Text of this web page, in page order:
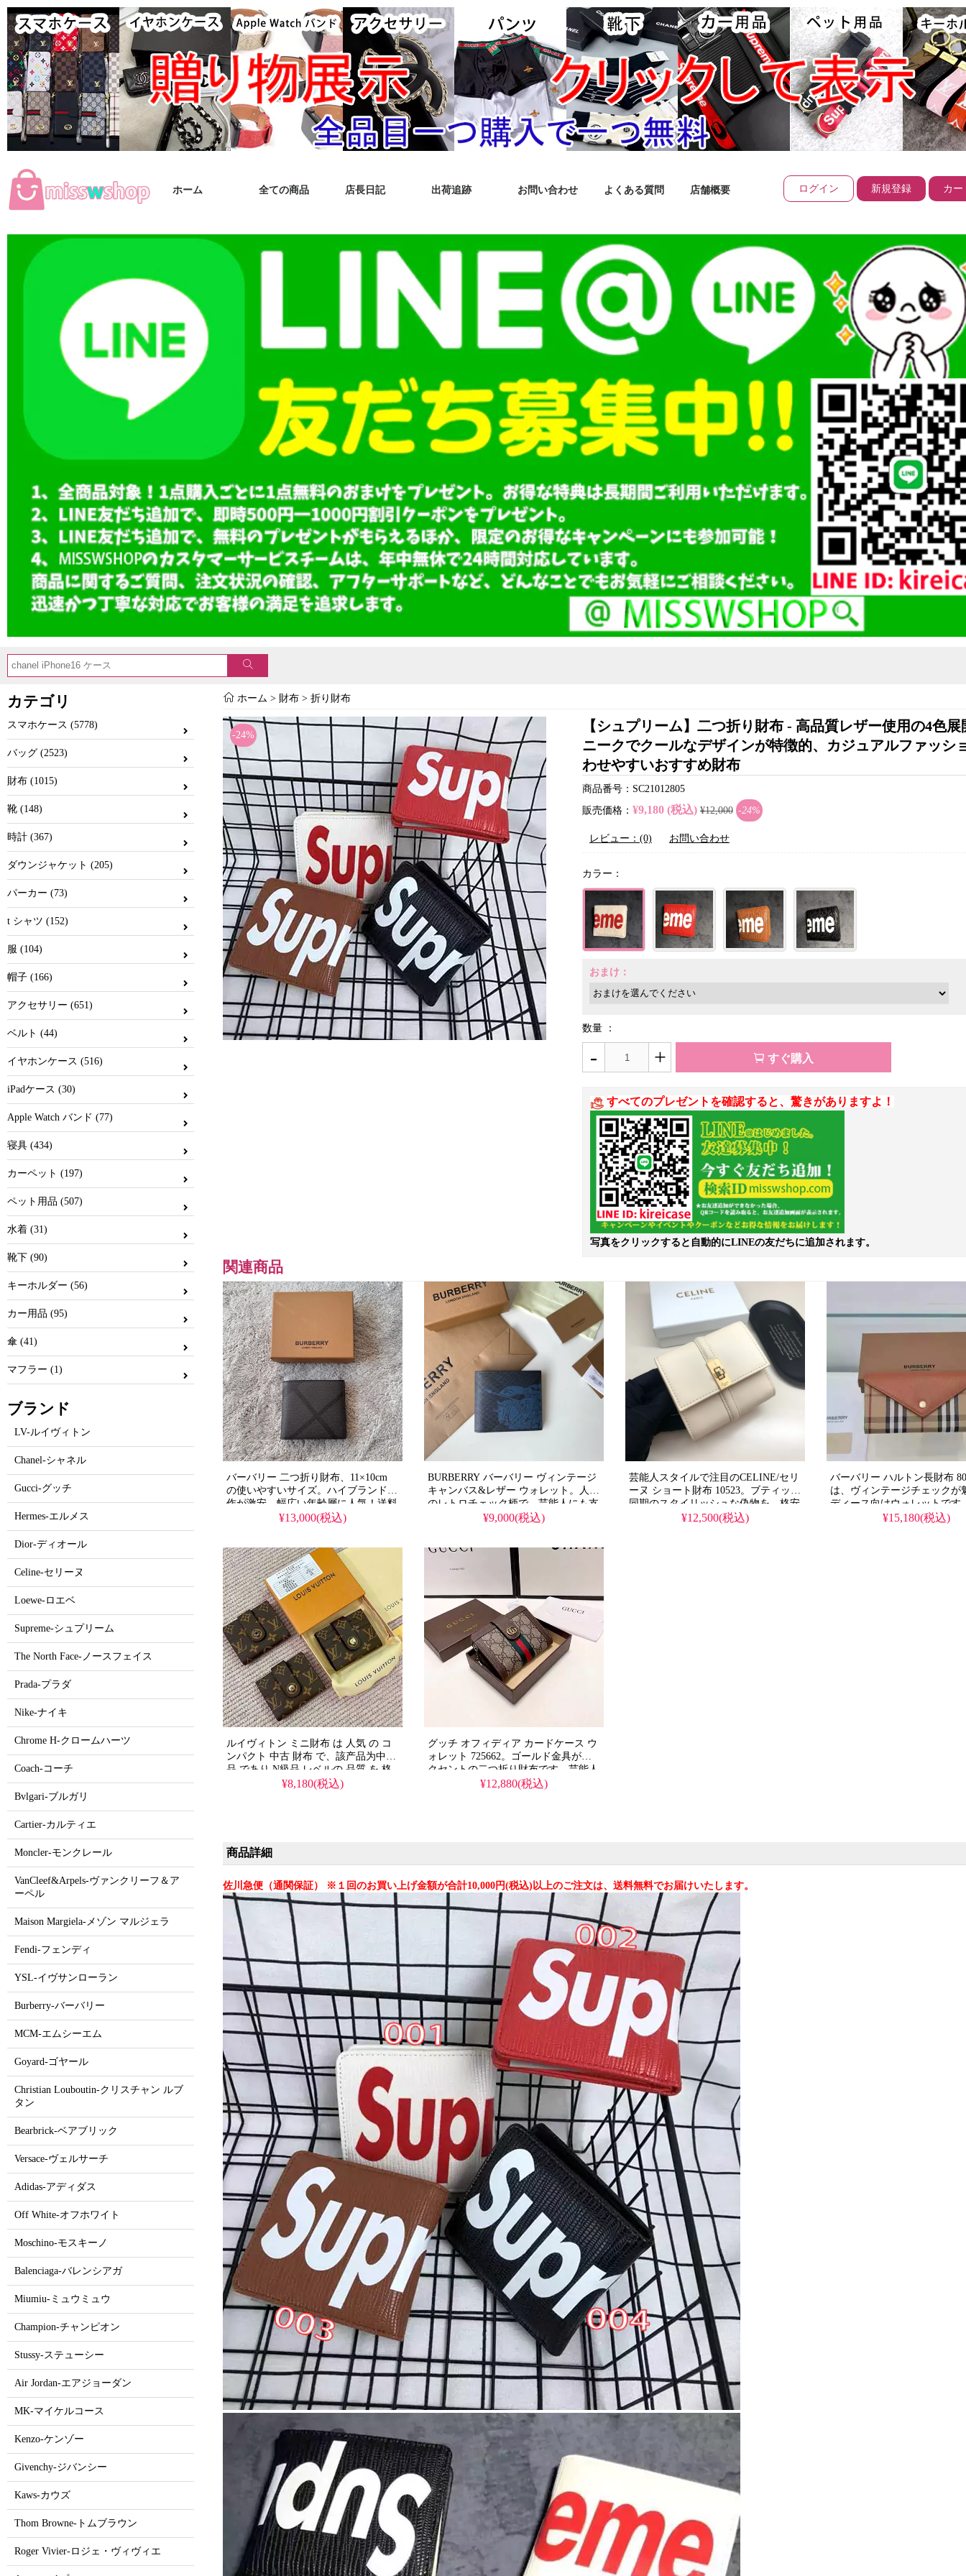
ホーム 全ての商品 店長日記 出荷追跡 お問い合わせ よくある質問 店舗概要 ログイン 新規登録 カー
カテゴリ
スマホケース (5778)
バッグ (2523)
財布 (1015)
靴 (148)
時計 (367)
ダウンジャケット (205)
パーカー (73)
t シャツ (152)
服 (104)
帽子 (166)
アクセサリー (651)
ベルト (44)
イヤホンケース (516)
iPadケース (30)
Apple Watch バンド (77)
寝具 (434)
カーペット (197)
ペット用品 (507)
水着 (31)
靴下 (90)
キーホルダー (56)
カー用品 (95)
傘 (41)
マフラー (1)
ブランド
LV-ルイヴィトン
Chanel-シャネル
Gucci-グッチ
Hermes-エルメス
Dior-ディオール
Celine-セリーヌ
Loewe-ロエベ
Supreme-シュプリーム
The North Face-ノースフェイス
Prada-プラダ
Nike-ナイキ
Chrome H-クロームハーツ
Coach-コーチ
Bvlgari-ブルガリ
Cartier-カルティエ
Moncler-モンクレール
VanCleef&Arpels-ヴァンクリーフ＆ア
ーペル
Maison Margiela-メゾン マルジェラ
Fendi-フェンディ
YSL-イヴサンローラン
Burberry-バーバリー
MCM-エムシーエム
Goyard-ゴヤール
Christian Louboutin-クリスチャン ルブ
タン
Bearbrick-ベアブリック
Versace-ヴェルサーチ
Adidas-アディダス
Off White-オフホワイト
Moschino-モスキーノ
Balenciaga-バレンシアガ
Miumiu-ミュウミュウ
Champion-チャンピオン
Stussy-ステューシー
Air Jordan-エアジョーダン
MK-マイケルコース
Kenzo-ケンゾー
Givenchy-ジバンシー
Kaws-カウズ
Thom Browne-トムブラウン
Roger Vivier-ロジェ・ヴィヴィエ
ホーム > 財布 > 折り財布
-24%
【シュプリーム】二つ折り財布 - 高品質レザー使用の4色展
ニークでクールなデザインが特徴的、カジュアルファッシ
わせやすいおすすめ財布
商品番号：SC21012805
販売価格： ¥9,180 (税込) ¥12,000 -24%
レビュー：(0) お問い合わせ
カラー：
おまけ：
数量 ：
- + すぐ購入
すべてのプレゼントを確認すると、驚きがありますよ！
写真をクリックすると自動的にLINEの友だちに追加されます。
関連商品
バーバリー 二つ折り財布、11×10cm
の使いやすいサイズ。ハイブランド新
作が激安、幅広い年齢層に人気！送料
無料でお届け¥13,000(税込)
BURBERRY バーバリー ヴィンテージ
キャンバス&レザー ウォレット。人気
のレトロチェック柄で、芸能人にも支
持される11x10cmの実用的な二つ折り
精巧な偽物です。
¥9,000(税込)
芸能人スタイルで注目のCELINE/セリ
ーヌ ショート財布 10523。ブティック
同期のスタイリッシュな偽物を、格安
で入手可能なスーパーコピーです。コ
¥12,500(税込)
バーバリー ハルトン長財布
は、ヴィンテージチェックが
ディース向けウォレットです
スタイルを格安で取り入れら
¥15,180(税込)
ルイヴィトン ミニ財布 は 人気 の コ
ンパクト 中古 財布 で、該产品为中古
品 であり N級品 レベルの 品質 を 格
安 で 提供 する スーパー な 一品 で
¥8,180(税込)
グッチ オフィディア カードケース ウ
ォレット 725662。ゴールド金具がア
クセントの二つ折り財布です。芸能人
も愛用する高級感あるデザインを、N
¥12,880(税込)
商品詳細
佐川急便（通関保証） ※１回のお買い上げ金額が合計10,000円(税込)以上のご注文は、送料無料でお届けいたします。